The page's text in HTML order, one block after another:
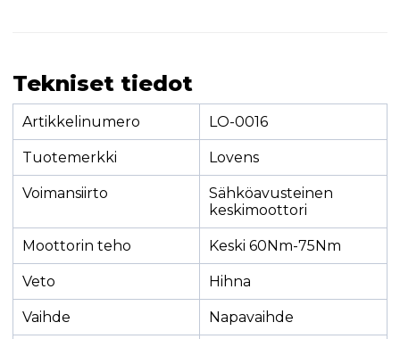
Tekniset tiedot
Artikkelinumero LO-0016
Tuotemerkki Lovens
Voimansiirto
Sähköavusteinen
keskimoottori
Moottorin teho Keski 60Nm-75Nm
Veto Hihna
Vaihde Napavaihde